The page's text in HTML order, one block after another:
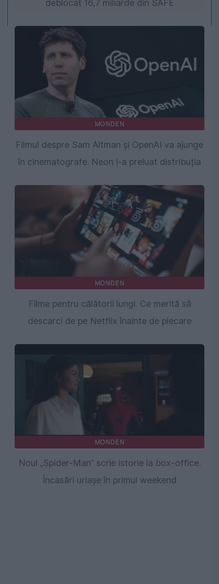
deblocat 16,7 miliarde din SAFE
MONDEN
Filmul despre Sam Altman și OpenAI va ajunge
în cinematografe. Neon i-a preluat distribuția
MONDEN
Filme pentru călătorii lungi. Ce merită să
descarci de pe Netflix înainte de plecare
MONDEN
Noul „Spider-Man” scrie istorie la box-office.
Încasări uriașe în primul weekend